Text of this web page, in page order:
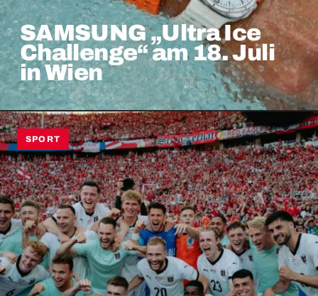
SAMSUNG „Ultra Ice
Challenge“ am 18. Juli
in Wien
SPORT